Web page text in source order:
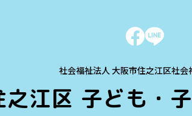
社会福祉法人 大阪市住之江区社会
之江区 子ども・